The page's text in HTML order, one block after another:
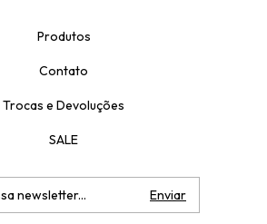
Produtos
Contato
Trocas e Devoluções
SALE